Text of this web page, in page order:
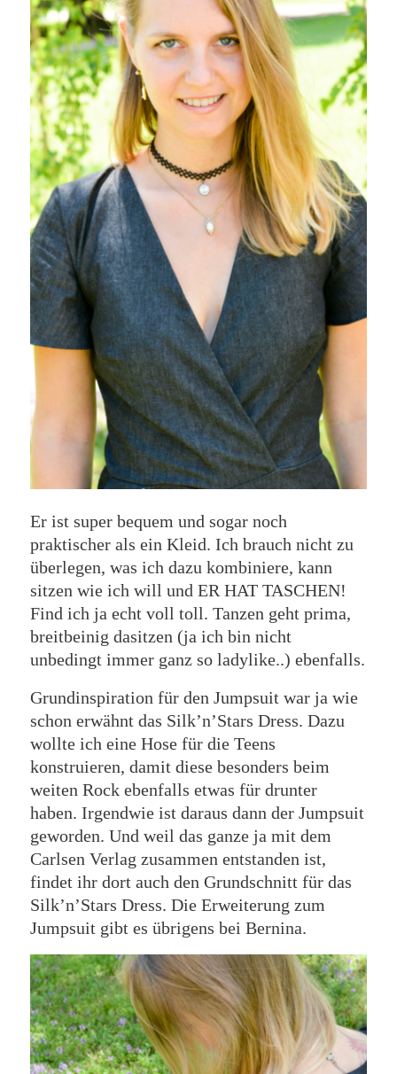
Er ist super bequem und sogar noch
praktischer als ein Kleid. Ich brauch nicht zu
überlegen, was ich dazu kombiniere, kann
sitzen wie ich will und ER HAT TASCHEN!
Find ich ja echt voll toll. Tanzen geht prima,
breitbeinig dasitzen (ja ich bin nicht
unbedingt immer ganz so ladylike..) ebenfalls.
Grundinspiration für den Jumpsuit war ja wie
schon erwähnt das Silk’n’Stars Dress. Dazu
wollte ich eine Hose für die Teens
konstruieren, damit diese besonders beim
weiten Rock ebenfalls etwas für drunter
haben. Irgendwie ist daraus dann der Jumpsuit
geworden. Und weil das ganze ja mit dem
Carlsen Verlag zusammen entstanden ist,
findet ihr dort auch den Grundschnitt für das
Silk’n’Stars Dress. Die Erweiterung zum
Jumpsuit gibt es übrigens bei Bernina.